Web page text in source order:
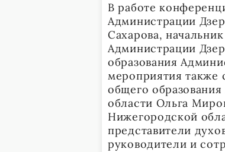
В работе
Администрации
Сахарова,
Администрации
образования
мероприятия также
общего
области Ольга
Нижегородской
представители
руководители и